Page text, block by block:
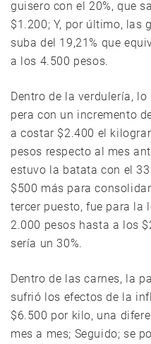
guisero con el 20%, que
$1.200; Y, por último, las
suba del 19,21% que
a los 4.500 pesos.
Dentro de la verdulería,
pera con un incremento
a costar $2.400 el
pesos respecto al mes
estuvo la batata con el
$500 más para
tercer puesto, fue para la
2.000 pesos hasta a los
sería un 30%.
Dentro de las carnes, la
sufrió los efectos de la
$6.500 por kilo, una
mes a mes; Seguido; se